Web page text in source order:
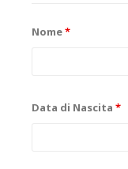
Nome*
Data di Nascita *